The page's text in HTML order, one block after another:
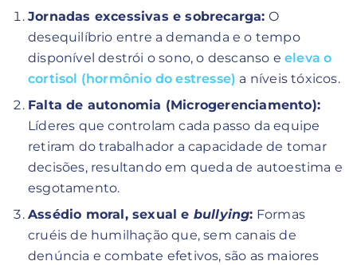
Jornadas excessivas e sobrecarga: O
desequilíbrio entre a demanda e o tempo
disponível destrói o sono, o descanso eeleva o
cortisol (hormônio do estresse) a níveis tóxicos.
Falta de autonomia (Microgerenciamento):
Líderes que controlam cada passo da equipe
retiram do trabalhador a capacidade de tomar
decisões, resultando em queda de autoestima e
esgotamento.
Assédio moral, sexual e bullying: Formas
cruéis de humilhação que, sem canais de
denúncia e combate efetivos, são as maiores